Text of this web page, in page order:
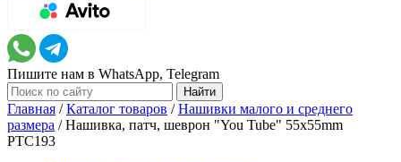
Пишите нам в WhatsApp, Telegram
Главная /Каталог товаров /Нашивки малого и среднего
размера /Нашивка, патч, шеврон "You Tube" 55x55mm
PTC193